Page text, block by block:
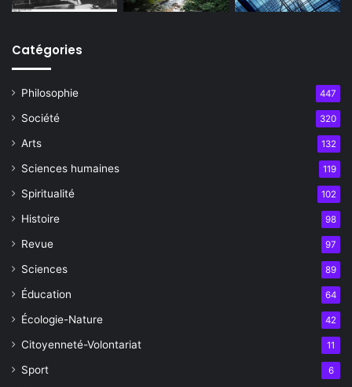
Catégories
Philosophie 447
Société 320
Arts 132
Sciences humaines 119
Spiritualité 102
Histoire 98
Revue 97
Sciences 89
Éducation 64
Écologie-Nature 42
Citoyenneté-Volontariat 11
Sport 6